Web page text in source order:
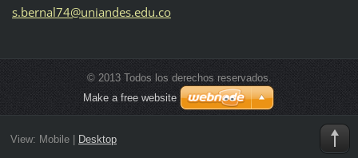
s.bernal74@uniandes.edu.co
© 2013 Todos los derechos reservados.
Make a free website
View: Mobile| Desktop